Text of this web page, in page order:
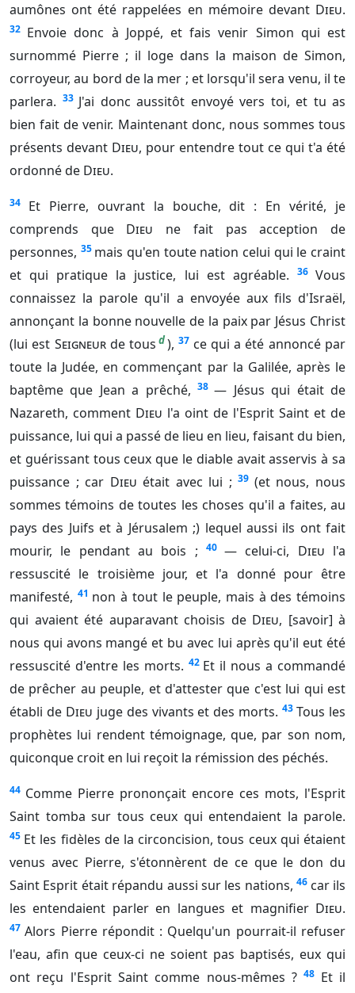
aumônes ont été rappelées en mémoire devant Dieu.
32 Envoie donc à Joppé, et fais venir Simon qui est
surnommé Pierre ; il loge dans la maison de Simon,
corroyeur, au bord de la mer ; et lorsqu'il sera venu, il te
parlera. 33 J'ai donc aussitôt envoyé vers toi, et tu as
bien fait de venir. Maintenant donc, nous sommes tous
présents devant Dieu, pour entendre tout ce qui t'a été
ordonné de Dieu.
34
Et Pierre, ouvrant la bouche, dit : En vérité, je
comprends que Dieu ne fait pas acception de
personnes, 35 mais qu'en toute nation celui qui le craint
et qui pratique la justice, lui est agréable.
36 Vous
connaissez la parole qu'il a envoyée aux fils d'Israël,
annonçant la bonne nouvelle de la paix par Jésus Christ
(lui est Seigneurde tous d), 37 ce qui a été annoncé par
toute la Judée, en commençant par la Galilée, après le
baptême que Jean a prêché, 38 — Jésus qui était de
Nazareth, comment Dieu l'a oint de l'Esprit Saint et de
puissance, lui qui a passé de lieu en lieu, faisant du bien,
et guérissant tous ceux que le diable avait asservis à sa
puissance ; car Dieu était avec lui ; 39 (et nous, nous
sommes témoins de toutes les choses qu'il a faites, au
pays des Juifs et à Jérusalem ;) lequel aussi ils ont fait
mourir, le pendant au bois ;
40 — celui-ci, Dieu l'a
ressuscité le troisième jour, et l'a donné pour être
manifesté, 41 non à tout le peuple, mais à des témoins
qui avaient été auparavant choisis de Dieu, [savoir] à
nous qui avons mangé et bu avec lui après qu'il eut été
ressuscité d'entre les morts. 42 Et il nous a commandé
de prêcher au peuple, et d'attester que c'est lui qui est
établi de Dieu juge des vivants et des morts. 43 Tous les
prophètes lui rendent témoignage, que, par son nom,
quiconque croit en lui reçoit la rémission des péchés.
44 Comme Pierre prononçait encore ces mots, l'Esprit
Saint tomba sur tous ceux qui entendaient la parole.
45 Et les fidèles de la circoncision, tous ceux qui étaient
venus avec Pierre, s'étonnèrent de ce que le don du
Saint Esprit était répandu aussi sur les nations, 46 car ils
les entendaient parler en langues et magnifier Dieu.
47 Alors Pierre répondit : Quelqu'un pourrait-il refuser
l'eau, afin que ceux-ci ne soient pas baptisés, eux qui
ont reçu l'Esprit Saint comme nous-mêmes ? 48 Et il